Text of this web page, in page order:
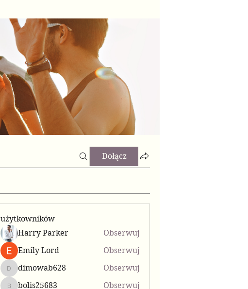
Dołącz
użytkowników
Harry Parker
Obserwuj
Emily Lord
Obserwuj
dimowab628
dimowab628 Obserwuj
bolis25683
Obserwuj